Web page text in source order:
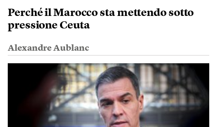
Perché il Marocco sta mettendo sotto
pressione Ceuta
Alexandre Aublanc